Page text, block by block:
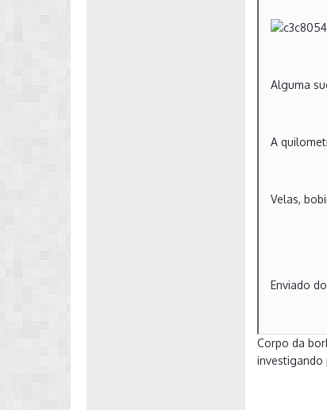
Alguma
A
Velas,
Enviado
Corpo da
investigando